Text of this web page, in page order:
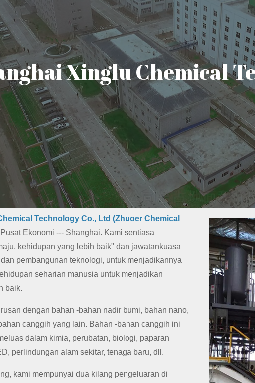
Xinglu Chemical
Technology Co., Ltd (Zhuoer Chemical
Ekonomi --- Shanghai. Kami sentiasa
kehidupan yang lebih baik" dan jawatankuasa
pembangunan teknologi, untuk menjadikannya
seharian manusia untuk menjadikan
baik.
dengan bahan -bahan nadir bumi, bahan nano,
canggih yang lain. Bahan -bahan canggih ini
dalam kimia, perubatan, biologi, paparan
perlindungan alam sekitar, tenaga baru, dll.
kami mempunyai dua kilang pengeluaran di